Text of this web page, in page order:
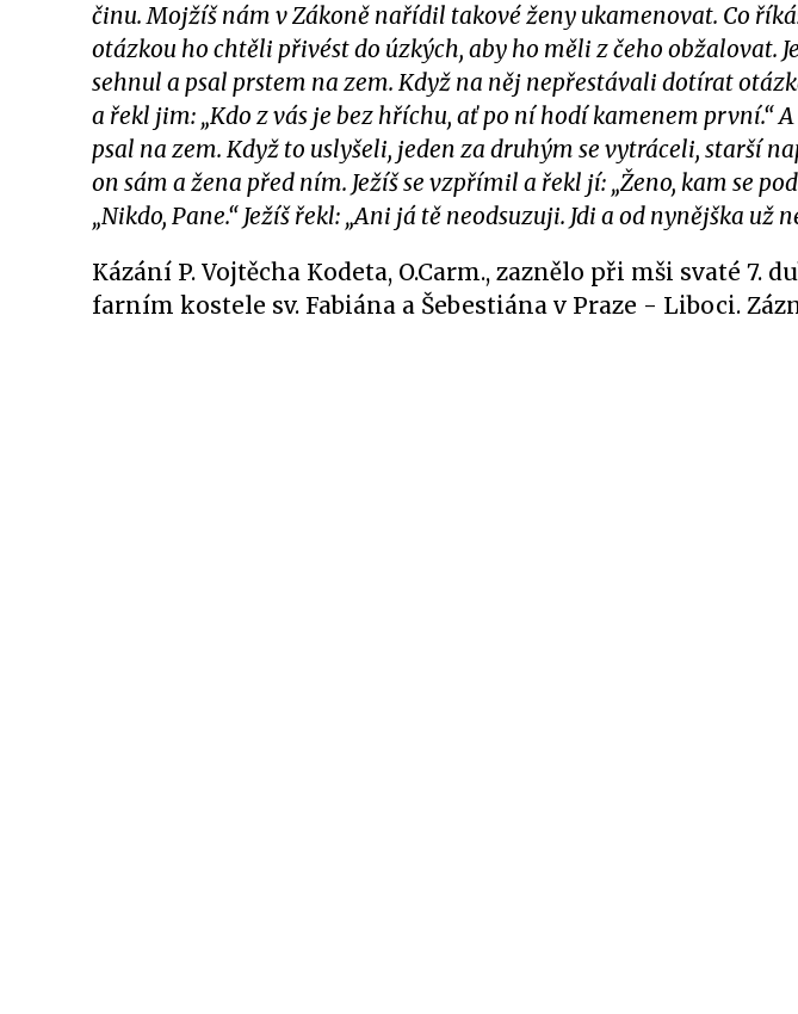
činu. Mojžíš nám v Zákoně nařídil takové ženy ukamenovat. Co
otázkou ho chtěli přivést do úzkých, aby ho měli z čeho obžalovat.
sehnul a psal prstem na zem. Když na něj nepřestávali dotírat
a řekl jim: „Kdo z vás je bez hříchu, ať po ní hodí kamenem první.“ A
psal na zem. Když to uslyšeli, jeden za druhým se vytráceli, starší
on sám a žena před ním. Ježíš se vzpřímil a řekl jí: „Ženo, kam se
„Nikdo, Pane.“ Ježíš řekl: „Ani já tě neodsuzuji. Jdi a od nynějška už
Kázání P. Vojtěcha Kodeta, O.Carm., zaznělo při mši svaté 7.
farním kostele sv. Fabiána a Šebestiána v Praze - Liboci.